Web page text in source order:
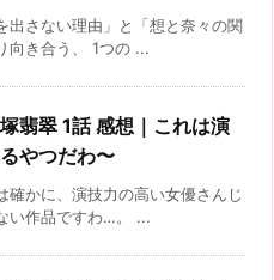
出さない理由」と「想と奈々の関
向き合う、 1つの ...
翡翠 1話 感想｜これは演
やつだわ〜
確かに、演技力の高い女優さんじ
い作品ですわ…。 ...